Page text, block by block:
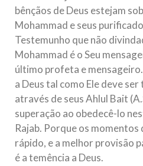
(A.S.)
Em nome de Deus, o Clemente,
muçulmanos, o Imam Ali Ibn Al-
(A.S.), conhecido por “Zein Al-
3 DE JULHO DE 2014
Centro Islâmico no
ministro das Relações
República Islâmica do
Na noite da quinta-feira, 03 de
bênçãos de Deus estejam
Mohammad e seus
Testemunho que não
Mohammad é o Seu
último profeta e
a Deus tal como Ele deve
através de seus Ahlul Bait
superação ao obedecê-lo
Rajab. Porque os momentos
rápido, e a melhor provisão
é a temência a Deus.